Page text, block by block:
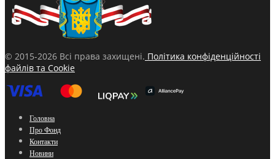
© 2015-2026 Всі права захищені. Політика конфіденційності
файлів та Cookie
Головна
Про Фонд
Контакти
Новини